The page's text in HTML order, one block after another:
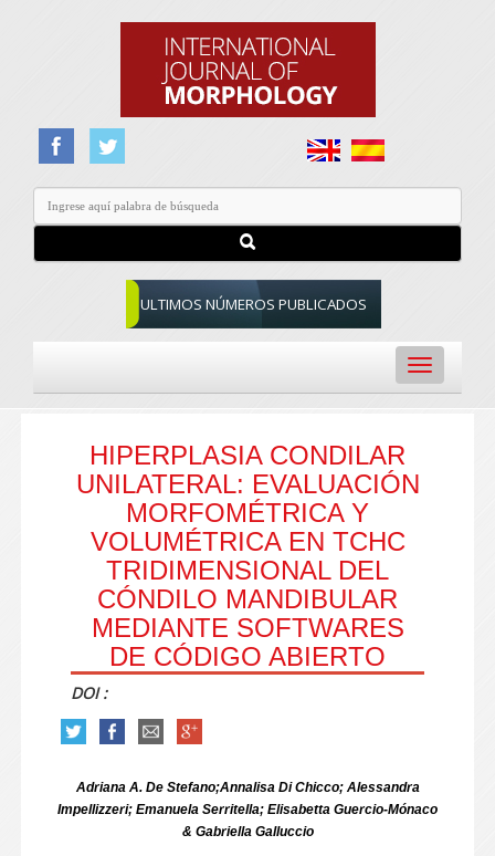
ULTIMOS NÚMEROS PUBLICADOS
Toggle
navigation
HIPERPLASIA CONDILAR
UNILATERAL: EVALUACIÓN
MORFOMÉTRICA Y
VOLUMÉTRICA EN TCHC
TRIDIMENSIONAL DEL
CÓNDILO MANDIBULAR
MEDIANTE SOFTWARES
DE CÓDIGO ABIERTO
DOI :
Adriana A. De Stefano;Annalisa Di Chicco; Alessandra
Impellizzeri; Emanuela Serritella; Elisabetta Guercio-Mónaco
& Gabriella Galluccio